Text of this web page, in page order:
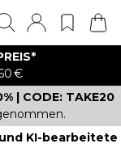
€
| CODE: TAKE20
KI-bearbeitete